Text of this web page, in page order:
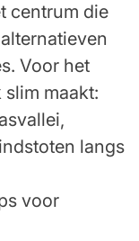
centrum die
Voor het
maakt:
langs
voor